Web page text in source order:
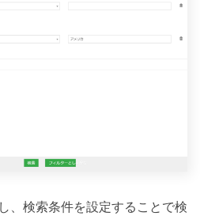
、検索条件を設定することで検